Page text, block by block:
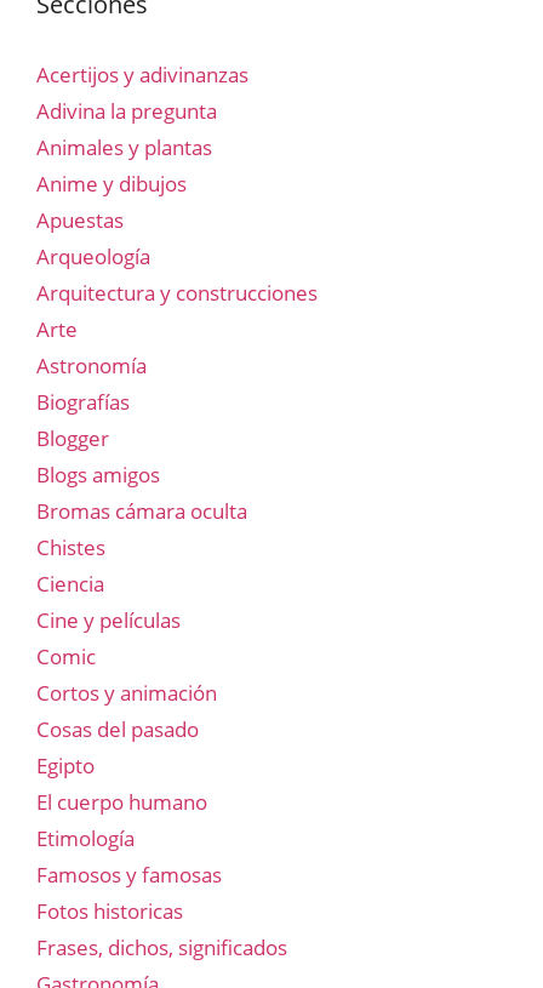
Acertijos y adivinanzas
Adivina la pregunta
Animales y plantas
Anime y dibujos
Apuestas
Arqueología
Arquitectura y construcciones
Arte
Astronomía
Biografías
Blogger
Blogs amigos
Bromas cámara oculta
Chistes
Ciencia
Cine y películas
Comic
Cortos y animación
Cosas del pasado
Egipto
El cuerpo humano
Etimología
Famosos y famosas
Fotos historicas
Frases, dichos, significados